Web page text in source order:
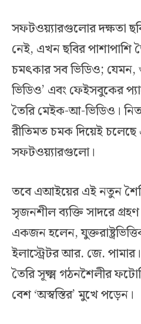
সফটওয়্যারগুলোর দক্ষতা
নেই, এখন ছবির পাশাপাশি
চমৎকার সব ভিডিও;
ভিডিও’ এবং ফেইসবুকের
তৈরি মেইক-আ-ভিডিও।
রীতিমত চমক দিয়েই
সফটওয়্যারগুলো।
তবে এআইয়ের এই নতুন
সৃজনশীল ব্যক্তি সাদরে
একজন হলেন,
ইলাস্ট্রেটর আর. জে.
তৈরি সূক্ষ্ম গঠনশৈলীর
বেশ ‘অস্বস্তির’ মুখে পড়েন।